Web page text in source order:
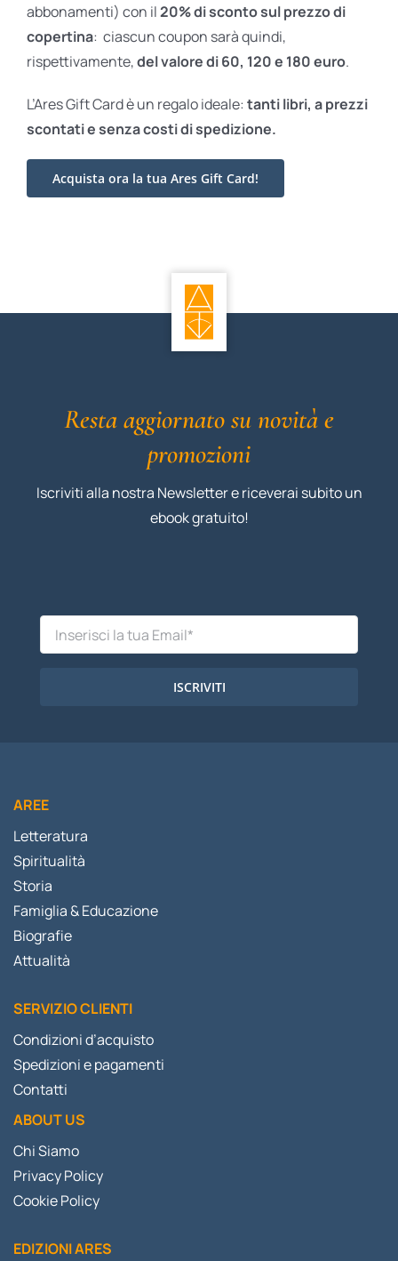
abbonamenti) con il20% di sconto sul prezzo di
copertina: ciascun coupon sarà quindi,
rispettivamente,del valore di 60, 120 e 180 euro.
L’Ares Gift Card è un regalo ideale: tanti libri, a prezzi
scontati esenza costi di spedizione.
Acquista ora la tua Ares Gift Card!
Resta aggiornato su novità e
promozioni
Iscriviti alla nostra Newsletter e riceverai subito un
ebook gratuito!
ISCRIVITI
AREE
Letteratura
Spiritualità
Storia
Famiglia & Educazione
Biografie
Attualità
SERVIZIO CLIENTI
Condizioni d’acquisto
Spedizioni e pagamenti
Contatti
ABOUT US
Chi Siamo
Privacy Policy
Cookie Policy
EDIZIONI ARES